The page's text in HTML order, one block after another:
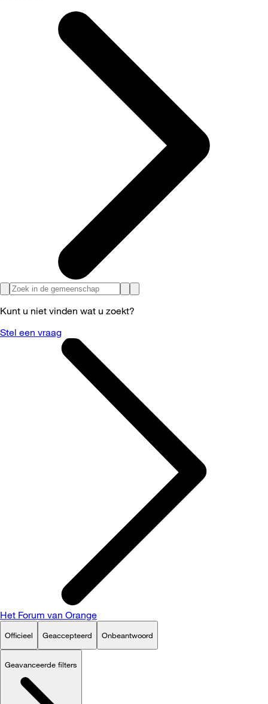
Kunt u niet vinden wat u zoekt?
Stel een vraag
Het Forum van Orange
Officieel Geaccepteerd Onbeantwoord
Geavanceerde filters